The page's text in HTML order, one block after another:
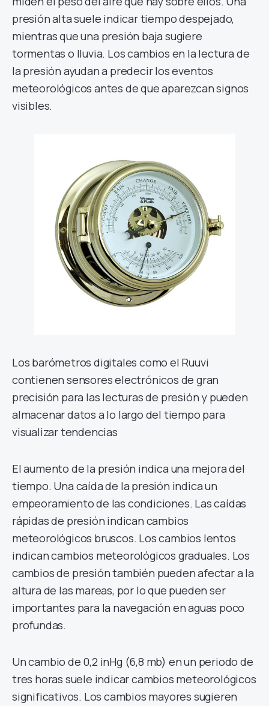
presión alta suele indicar tiempo despejado,
mientras que una presión baja sugiere
tormentas o lluvia. Los cambios en la lectura de
la presión ayudan a predecir los eventos
meteorológicos antes de que aparezcan signos
visibles.
Los barómetros digitales como el Ruuvi
contienen sensores electrónicos de gran
precisión para las lecturas de presión y pueden
almacenar datos a lo largo del tiempo para
visualizar tendencias
El aumento de la presión indica una mejora del
tiempo. Una caída de la presión indica un
empeoramiento de las condiciones. Las caídas
rápidas de presión indican cambios
meteorológicos bruscos. Los cambios lentos
indican cambios meteorológicos graduales. Los
cambios de presión también pueden afectar a la
altura de las mareas, por lo que pueden ser
importantes para la navegación en aguas poco
profundas.
Un cambio de 0,2 inHg (6,8 mb) en un periodo de
tres horas suele indicar cambios meteorológicos
significativos. Los cambios mayores sugieren